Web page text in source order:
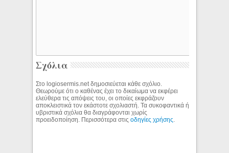
Σχόλια
Στο logiosermis.net δημοσιεύεται κάθε σχόλιο.
Θεωρούμε ότι ο καθένας έχει το δικαίωμα να εκφέρει
ελεύθερα τις απόψεις του, οι οποίες εκφράζουν
αποκλειστικά τον εκάστοτε σχολιαστή. Τα συκοφαντικά ή
υβριστικά σχόλια θα διαγράφονται χωρίς
προειδοποίηση. Περισσότερα στιςοδηγίες χρήσης